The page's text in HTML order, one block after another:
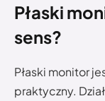
Płaski
sens?
Płaski monitor
praktyczny.